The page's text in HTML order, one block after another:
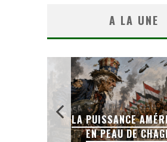
A LA UNE
AMÉRICAINE
PEAU DE CHAGRIN